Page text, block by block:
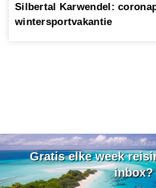
Silbertal Karwendel:
wintersportvakantie
Gratis elke week
inbox?